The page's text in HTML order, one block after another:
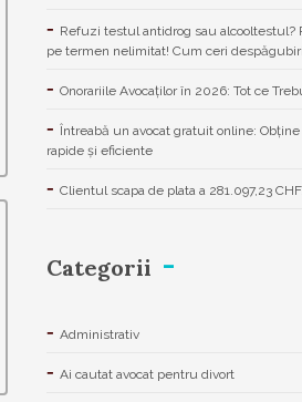
Refuzi testul antidrog sau alcooltestul?
pe termen nelimitat! Cum ceri
Onorariile Avocaților în 2026: Tot ce
Întreabă un avocat gratuit online:
rapide și eficiente
Clientul scapa de plata a 281.097,23
Categorii
Administrativ
Ai cautat avocat pentru divort